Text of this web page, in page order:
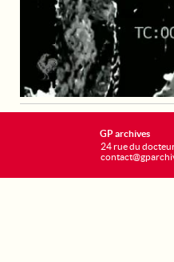
GP archives
24 rue du